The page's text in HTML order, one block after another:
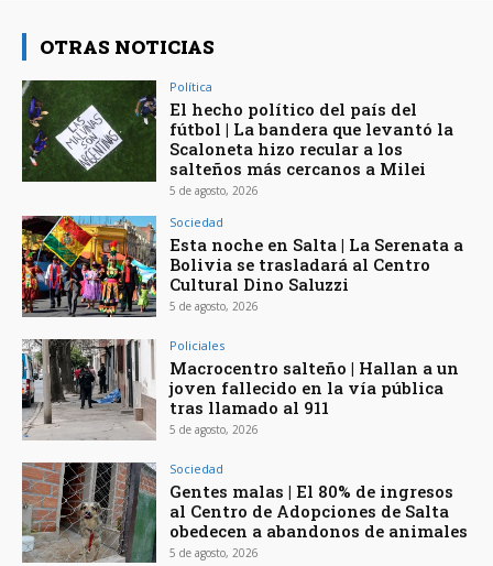
OTRAS NOTICIAS
Política
El hecho político del país del
fútbol | La bandera que levantó la
Scaloneta hizo recular a los
salteños más cercanos a Milei
5 de agosto, 2026
Sociedad
Esta noche en Salta | La Serenata a
Bolivia se trasladará al Centro
Cultural Dino Saluzzi
5 de agosto, 2026
Policiales
Macrocentro salteño | Hallan a un
joven fallecido en la vía pública
tras llamado al 911
5 de agosto, 2026
Sociedad
Gentes malas | El 80% de ingresos
al Centro de Adopciones de Salta
obedecen a abandonos de animales
5 de agosto, 2026